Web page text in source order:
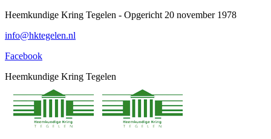
Spring
content
Heemkundige Kring Tegelen - Opgericht 20 november 1978
info@hktegelen.nl
Facebook
Heemkundige Kring Tegelen